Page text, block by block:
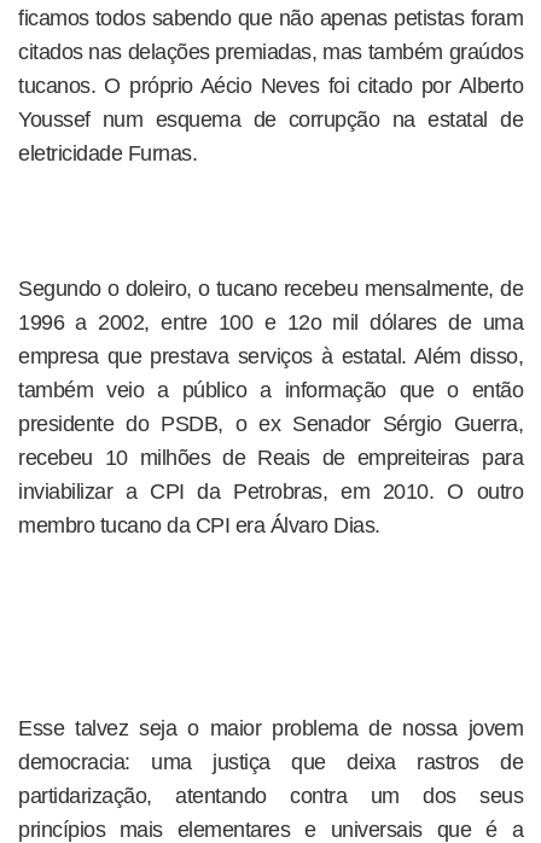
ficamos todos sabendo que não apenas petistas foram
citados nas delações premiadas, mas também graúdos
tucanos. O próprio Aécio Neves foi citado por Alberto
Youssef num esquema de corrupção na estatal de
eletricidade Furnas.
Segundo o doleiro, o tucano recebeu mensalmente, de
1996 a 2002, entre 100 e 12o mil dólares de uma
empresa que prestava serviços à estatal. Além disso,
também veio a público a informação que o então
presidente do PSDB, o ex Senador Sérgio Guerra,
recebeu 10 milhões de Reais de empreiteiras para
inviabilizar a CPI da Petrobras, em 2010. O outro
membro tucano da CPI era Álvaro Dias.
Esse talvez seja o maior problema de nossa jovem
democracia: uma justiça que deixa rastros de
partidarização, atentando contra um dos seus
princípios mais elementares e universais que é a